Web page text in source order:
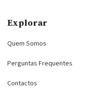
Explorar
Quem Somos
Perguntas Frequentes
Contactos